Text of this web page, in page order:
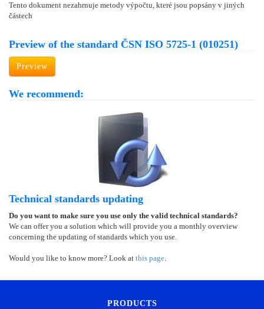
Tento dokument nezahrnuje metody výpočtu, které jsou popsány v jiných
částech
Preview of the standard ČSN ISO 5725-1 (010251)
Preview
We recommend:
Technical standards updating
Do you want to make sure you use only the valid technical standards?
We can offer you a solution which will provide you a monthly overview
concerning the updating of standards which you use.
Would you like to know more? Look at this page.
PRODUCTS